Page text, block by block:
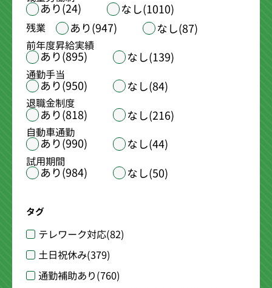
あり(24) なし(1010)
残業 あり(947) なし(87)
前年度昇給実績
あり(895) なし(139)
通勤手当
あり(950) なし(84)
退職金制度
あり(818) なし(216)
自動車通勤
あり(990) なし(44)
試用期間
あり(984) なし(50)
タグ
テレワーク対応(82)
土日祝休み(379)
通勤補助あり(760)